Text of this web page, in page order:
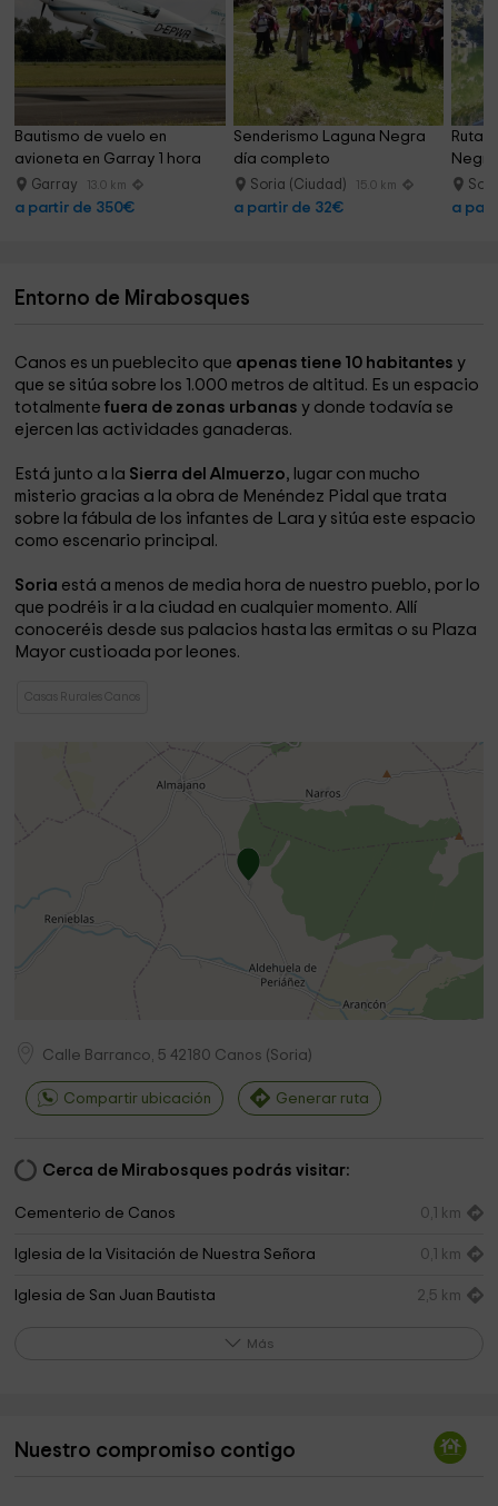
Bautismo de vuelo en
avioneta en Garray 1 hora
Garray 13.0 km
a partir de 350€
Senderismo Laguna Negra
día completo
Soria (Ciudad) 15.0 km
a partir de 32€
Ruta
a
Entorno de Mirabosques
Canos es un pueblecito que apenas tiene 10 habitantes y
que se sitúa sobre los 1.000 metros de altitud. Es un espacio
totalmentefuera de zonas urbanasy donde todavía se
ejercen las actividades ganaderas.
Está junto a la Sierra del Almuerzo, lugar con mucho
misterio gracias a la obra de Menéndez Pidal que trata
sobre la fábula de los infantes de Lara y sitúa este espacio
como escenario principal.
Soria está a menos de media hora de nuestro pueblo, por lo
que podréis ir a la ciudad en cualquier momento. Allí
conoceréis desde sus palacios hasta las ermitas o su Plaza
Mayor custioada por leones.
Casas Rurales Canos
Calle Barranco, 5 42180 Canos (Soria)
Compartir ubicación Generar ruta
Cerca de Mirabosques podrás visitar:
Cementerio de Canos 0,1 km
Iglesia de la Visitación de Nuestra Señora 0,1 km
Iglesia de San Juan Bautista 2,5 km
Cementerio de Aldehuela de Periáñez
Cementerio de Renieblas 4,1 km
Más
Nuestro compromiso contigo